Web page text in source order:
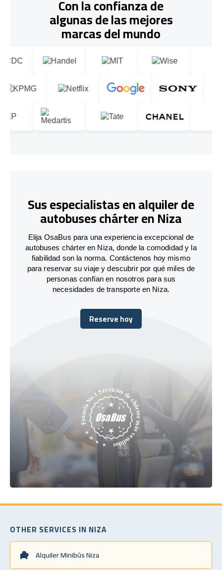
Con la confianza de
algunas de las mejores
marcas del mundo
Sus especialistas en alquiler de
autobuses chárter en Niza
Elija OsaBus para una experiencia excepcional de
autobuses chárter en Niza, donde la comodidad y la
fiabilidad son la norma. Contáctenos hoy mismo
para reservar su viaje y descubrir por qué miles de
personas confían en nosotros para sus
necesidades de transporte en Niza.
Reserve hoy
Reserve hoy
OTHER SERVICES IN NIZA
Alquiler Minibús Niza